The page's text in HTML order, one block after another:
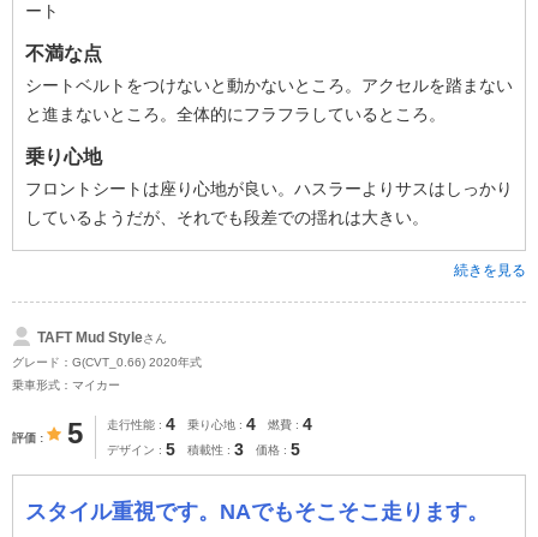
ート
不満な点
シートベルトをつけないと動かないところ。アクセルを踏まない
と進まないところ。全体的にフラフラしているところ。
乗り心地
フロントシートは座り心地が良い。ハスラーよりサスはしっかり
しているようだが、それでも段差での揺れは大きい。
続きを見る
TAFT Mud Styleさん
グレード：G(CVT_0.66) 2020年式
乗車形式：マイカー
評価 5 走行性能 4 乗り心地 4 燃費 4
デザイン 5 積載性 3 価格 5
スタイル重視です。NAでもそこそこ走ります。